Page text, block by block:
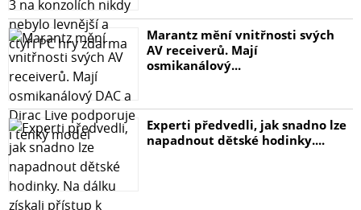
Marantz mění vnitřnosti svých
AV receiverů. Mají
osmikanálový...
Experti předvedli, jak snadno lze
napadnout dětské hodinky....